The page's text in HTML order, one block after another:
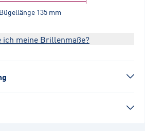
Bügellänge 135 mm
ich meine Brillenmaße?